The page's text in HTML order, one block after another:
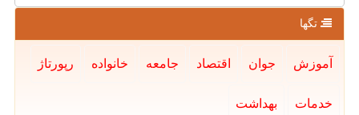
تگها
آموزش جوان اقتصاد جامعه خانواده رپورتاژ
خدمات بهداشت